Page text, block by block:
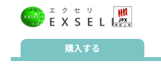
購入する